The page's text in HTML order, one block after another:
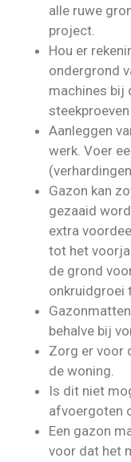
alle ruwe
project.
Hou er
ondergrond
machines bij
Aanleggen
werk. Voer
Gazon kan
gezaaid
extra
tot het
de grond
onkruidgroei
behalve bij
Zorg er voor
de woning.
Is dit niet
afvoergoten
Een gazon
voor dat het